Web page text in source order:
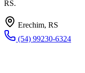
RS.
Erechim, RS
(54) 99230-6324